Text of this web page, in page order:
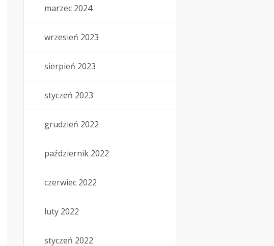
marzec 2024
wrzesień 2023
sierpień 2023
styczeń 2023
grudzień 2022
październik 2022
czerwiec 2022
luty 2022
styczeń 2022